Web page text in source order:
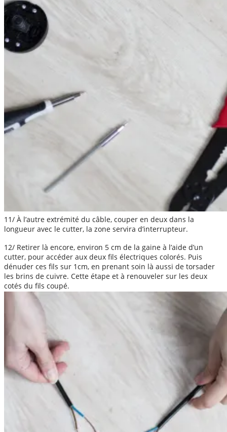
11/ À l’autre extrémité du câble, couper en deux dans la
longueur avec le cutter, la zone servira d’interrupteur.
12/ Retirer là encore, environ 5 cm de la gaine à l’aide d’un
cutter, pour accéder aux deux fils électriques colorés. Puis
dénuder ces fils sur 1cm, en prenant soin là aussi de torsader
les brins de cuivre. Cette étape et à renouveler sur les deux
cotés du fils coupé.